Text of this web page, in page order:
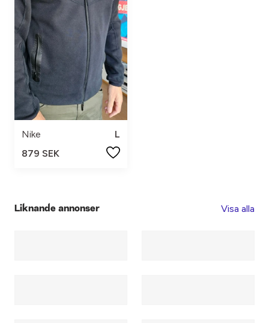
Nike
L
879 SEK
Liknande annonser Visa alla